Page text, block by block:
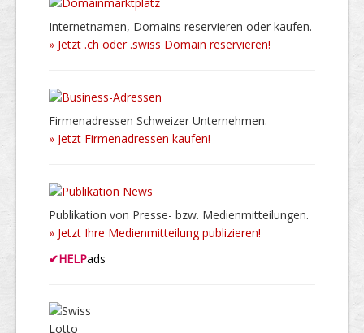
Internetnamen, Domains reservieren oder kaufen.
» Jetzt .ch oder .swiss Domain reservieren!
Firmenadressen Schweizer Unternehmen.
» Jetzt Firmenadressen kaufen!
Publikation von Presse- bzw. Medienmitteilungen.
» Jetzt Ihre Medienmitteilung publizieren!
✔HELPads